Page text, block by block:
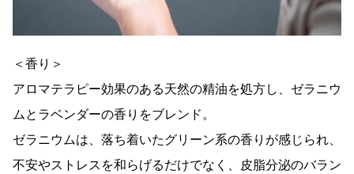
＜香り＞
アロマテラピー効果のある天然の精油を処方し、ゼラニウ
ムとラベンダーの香りをブレンド。
ゼラニウムは、落ち着いたグリーン系の香りが感じられ、
不安やストレスを和らげるだけでなく、皮脂分泌のバラン